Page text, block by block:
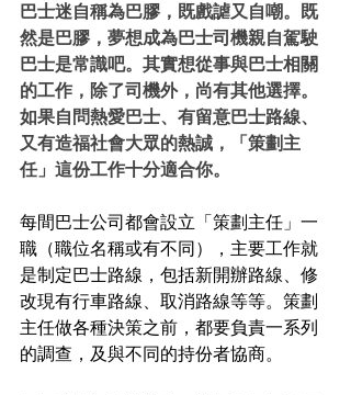
巴士迷自稱為巴膠，既戲謔又自嘲。既
然是巴膠，夢想成為巴士司機親自駕駛
巴士是常識吧。其實想從事與巴士相關
的工作，除了司機外，尚有其他選擇。
如果自問熱愛巴士、有留意巴士路線、
又有造福社會大眾的熱誠，「策劃主
任」這份工作十分適合你。
每間巴士公司都會設立「策劃主任」一
職（職位名稱或有不同），主要工作就
是制定巴士路線，包括新開辦路線、修
改現有行車路線、取消路線等等。策劃
主任做各種決策之前，都要負責一系列
的調查，及與不同的持份者協商。